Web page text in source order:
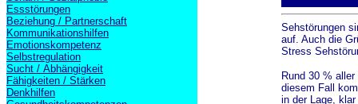
Essstörungen
Beziehung / Partnerschaft
Kommunikationshilfen
Emotionskompetenz
Selbstregulation
Sucht / Abhängigkeit
Fähigkeiten / Stärken
Denkhilfen
Sehstörungen
auf. Auch die
Stress
Rund 30 %
diesem Fall
in der Lage,